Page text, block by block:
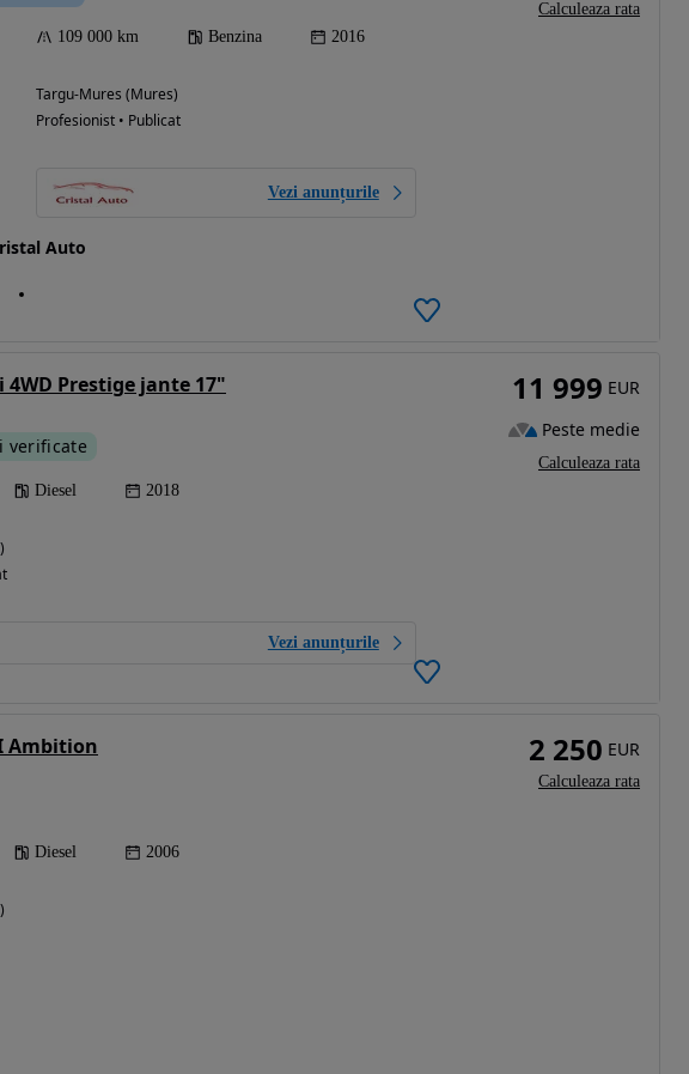
109 000 km Benzina 2016
Targu-Mures (Mures)
Profesionist • Publicat
Vezi anunțurile
Auto
Calculeaza rata
4WD Prestige jante 17"
verificate
Diesel 2018
Vezi anunțurile
11 999 EUR
Peste medie
Calculeaza rata
Ambition
Diesel 2006
2 250 EUR
Calculeaza rata